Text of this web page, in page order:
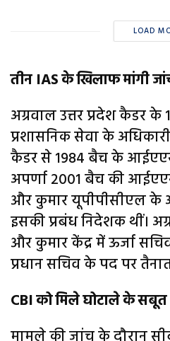
LOAD
तीन IAS के खिलाफ मांगी
अग्रवाल उत्तर प्रदेश कैडर
प्रशासनिक सेवा के
कैडर से 1984 बैच के
अपर्णा 2001 बैच की
और कुमार यूपीपीसीएल के
इसकी प्रबंध निदेशक थीं।
और कुमार केंद्र में ऊर्जा
प्रधान सचिव के पद पर
CBI को मिले घोटाले के सबूत